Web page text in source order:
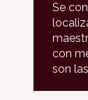
Se
con
son